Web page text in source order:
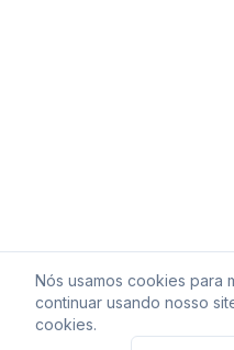
Nós usamos cookies para
continuar usando nosso
cookies.